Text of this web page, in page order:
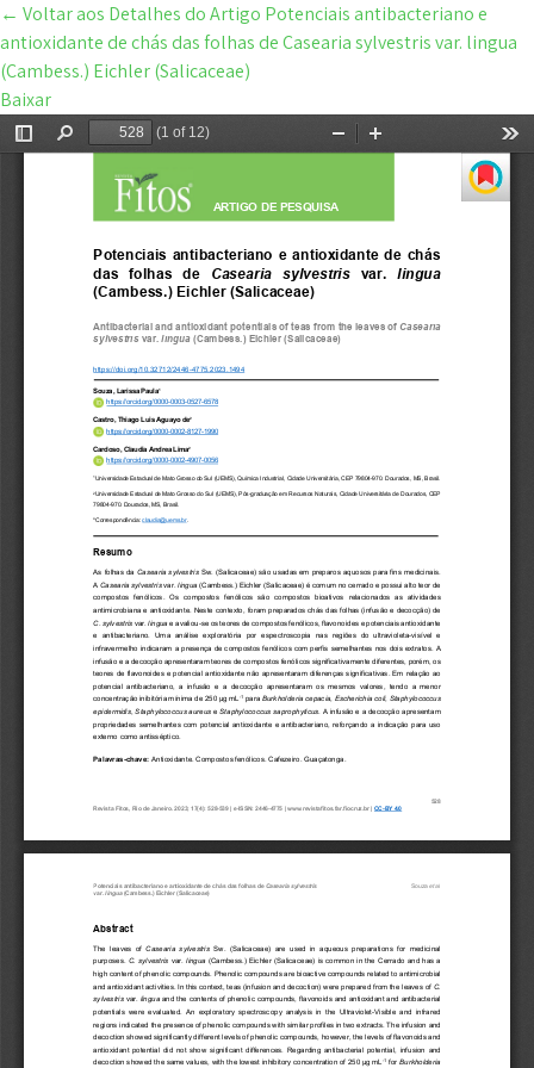
← Voltar aos Detalhes do Artigo Potenciais antibacteriano e
antioxidante de chás das folhas de Casearia sylvestris var. lingua
(Cambess.) Eichler (Salicaceae)
Baixar